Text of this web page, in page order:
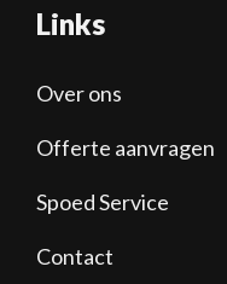
Links
Over ons
Offerte aanvragen
Spoed Service
Contact